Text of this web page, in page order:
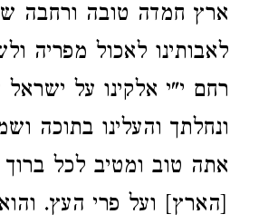
ארץ חמדה טובה ורחבה
לאבותינו לאכול מפריה
רחם י"י אלקינו על
ונחלתך והעלינו בתוכה
אתה טוב ומטיב לכל
[הארץ] ועל פרי העץ.